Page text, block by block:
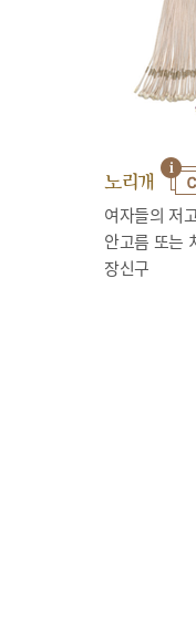
노리개
여자들의 저
안고름 또는
장신구